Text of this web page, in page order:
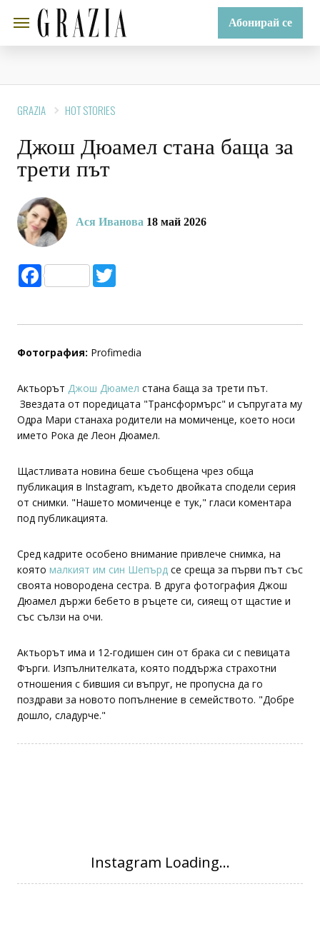
Абонирай се
GRAZIA HOT STORIES
Джош Дюамел стана баща за
трети път
Ася Иванова 18 май 2026
Facebook
Фотография: Profimedia
Актьорът Джош Дюамел стана баща за трети път.
Звездата от поредицата "Трансформърс" и съпругата му
Одра Мари станаха родители на момиченце, което носи
името Рока де Леон Дюамел.
Щастливата новина беше съобщена чрез обща
публикация в Instagram, където двойката сподели серия
от снимки. "Нашето момиченце е тук," гласи коментара
под публикацията.
Сред кадрите особено внимание привлече снимка, на
която малкият им син Шепърд се среща за първи път със
своята новородена сестра. В друга фотография Джош
Дюамел държи бебето в ръцете си, сияещ от щастие и
със сълзи на очи.
Актьорът има и 12-годишен син от брака си с певицата
Фърги. Изпълнителката, която поддържа страхотни
отношения с бившия си въпруг, не пропусна да го
поздрави за новото попълнение в семейството. "Добре
дошло, сладурче."